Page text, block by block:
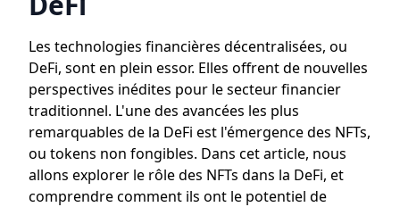
Les technologies financières décentralisées, ou
DeFi, sont en plein essor. Elles offrent de nouvelles
perspectives inédites pour le secteur financier
traditionnel. L'une des avancées les plus
remarquables de la DeFi est l'émergence des NFTs,
ou tokens non fongibles. Dans cet article, nous
allons explorer le rôle des NFTs dans la DeFi, et
comprendre comment ils ont le potentiel de